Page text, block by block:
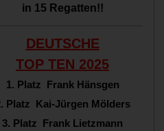
in 15 Regatten!!
DEUTSCHE
TOP TEN 2025
1. Platz Frank Hänsgen
Platz Kai-Jürgen Mölders
3. Platz Frank Lietzmann